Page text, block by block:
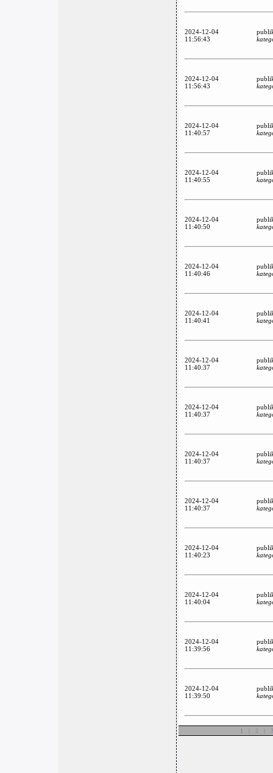
2024-12-04
11:56:43
2024-12-04
11:56:43
2024-12-04
11:40:57
2024-12-04
11:40:55
2024-12-04
11:40:50
2024-12-04
11:40:46
2024-12-04
11:40:41
2024-12-04
11:40:37
2024-12-04
11:40:37
2024-12-04
11:40:37
2024-12-04
11:40:37
2024-12-04
11:40:23
2024-12-04
11:40:04
2024-12-04
11:39:56
2024-12-04
11:39:50
1 | 2 3